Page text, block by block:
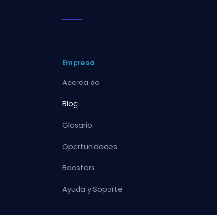
Empresa
Acerca de
Blog
Glosario
Oportunidades
Boosters
Ayuda y Soporte